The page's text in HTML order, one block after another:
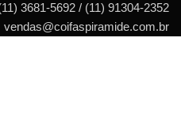
3681-5692 / (11) 91304-2352
vendas@coifaspiramide.com.br